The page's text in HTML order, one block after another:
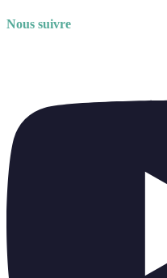
Nous suivre